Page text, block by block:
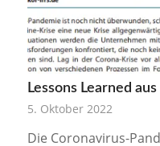
Lessons Learned
5. Oktober 2022
Die Coronavirus-